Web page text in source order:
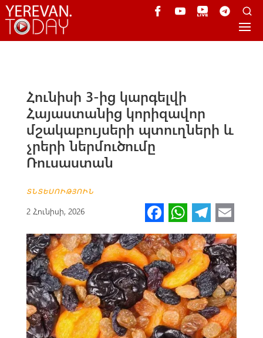
Հունիսի 3-ից կարգելվի
Հայաստանից կորիզավոր
մշակաբույսերի պտուղների և
չրերի ներմուծումը
Ռուսաստան
ՏՆՏԵՍՈՒԹՅՈՒՆ
2 Հունիսի, 2026 Fa
ce
b
o
o
k
W
h
at
s
A
p
p
Te
le
gr
a
m
m
ail